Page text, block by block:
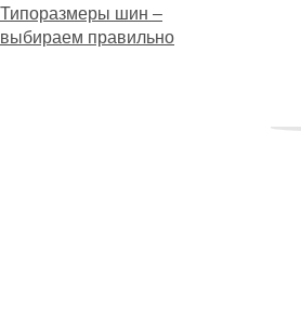
Типоразмеры шин –
выбираем правильно